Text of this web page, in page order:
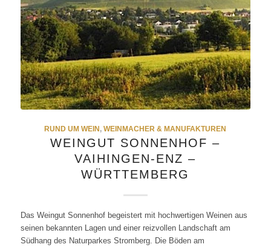
RUND UM WEIN ,WEINMACHER & MANUFAKTUREN
WEINGUT SONNENHOF –
VAIHINGEN-ENZ –
WÜRTTEMBERG
Das Weingut Sonnenhof begeistert mit hochwertigen Weinen aus
seinen bekannten Lagen und einer reizvollen Landschaft am
Südhang des Naturparkes Stromberg. Die Böden am